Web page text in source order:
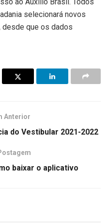
selecionará novos
desde que os dados
Anterior
do Vestibular 2021-2022
baixar o aplicativo